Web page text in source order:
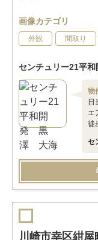
画像カテゴリ
外観 間取り
センチュリー21平和
物
日
エ
徒
セ
川崎市幸区紺